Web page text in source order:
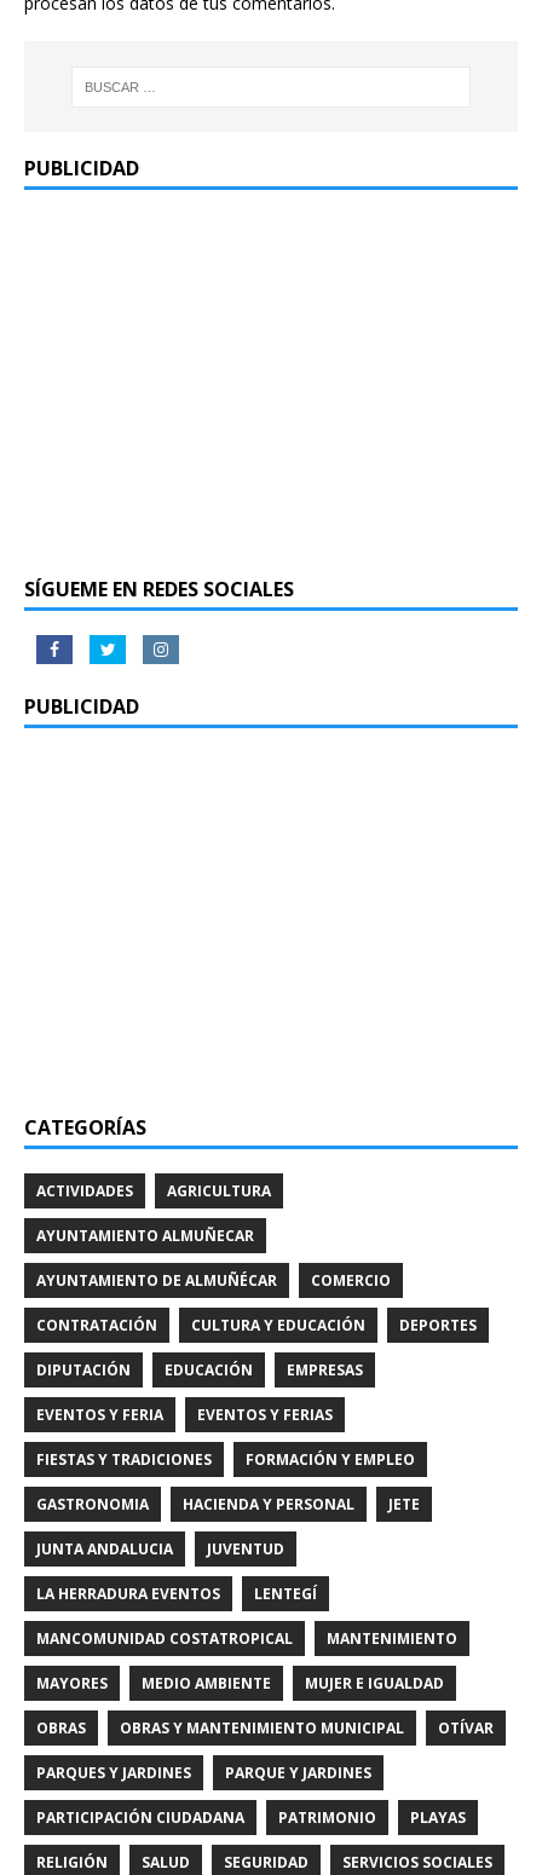
PUBLICIDAD
SÍGUEME EN REDES SOCIALES
PUBLICIDAD
CATEGORÍAS
ACTIVIDADES AGRICULTURA
AYUNTAMIENTO ALMUÑECAR
AYUNTAMIENTO DE ALMUÑÉCAR COMERCIO
CONTRATACIÓN CULTURA Y EDUCACIÓN DEPORTES
DIPUTACIÓN EDUCACIÓN EMPRESAS
EVENTOS Y FERIA EVENTOS Y FERIAS
FIESTAS Y TRADICIONES FORMACIÓN Y EMPLEO
GASTRONOMIA HACIENDA Y PERSONAL JETE
JUNTA ANDALUCIA JUVENTUD
LA HERRADURA EVENTOS LENTEGÍ
MANCOMUNIDAD COSTATROPICAL MANTENIMIENTO
MAYORES MEDIO AMBIENTE MUJER E IGUALDAD
OBRAS OBRAS Y MANTENIMIENTO MUNICIPAL OTÍVAR
PARQUES Y JARDINES PARQUE Y JARDINES
PARTICIPACIÓN CIUDADANA PATRIMONIO PLAYAS
RELIGIÓN SALUD SEGURIDAD SERVICIOS SOCIALES